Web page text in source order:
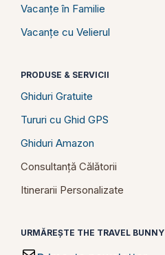
Vacanțe în Familie
Vacanțe cu Velierul
PRODUSE & SERVICII
Ghiduri Gratuite
Tururi cu Ghid GPS
Ghiduri Amazon
Consultanță Călătorii
Itinerarii Personalizate
URMĂREȘTE THE TRAVEL BUNNY